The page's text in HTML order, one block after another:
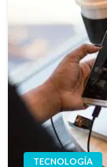
TECNOLOGÍA